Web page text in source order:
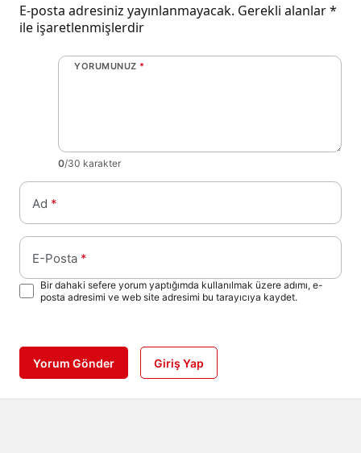
E-posta adresiniz yayınlanmayacak. Gerekli alanlar*
ile işaretlenmişlerdir
YORUMUNUZ *
0/30 karakter
Ad *
E-Posta *
Bir dahaki sefere yorum yaptığımda kullanılmak üzere adımı, e-
posta adresimi ve web site adresimi bu tarayıcıya kaydet.
Yorum Gönder Giriş Yap